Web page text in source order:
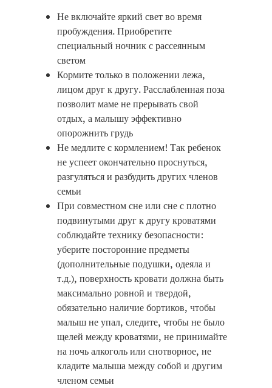
Не включайте яркий свет во время
пробуждения. Приобретите
специальный ночник с рассеянным
светом
Кормите только в положении лежа,
лицом друг к другу. Расслабленная поза
позволит маме не прерывать свой
отдых, а малышу эффективно
опорожнить грудь
Не медлите с кормлением! Так ребенок
не успеет окончательно проснуться,
разгуляться и разбудить других членов
семьи
При совместном сне или сне с плотно
подвинутыми друг к другу кроватями
соблюдайте технику безопасности:
уберите посторонние предметы
(дополнительные подушки, одеяла и
т.д.), поверхность кровати должна быть
максимально ровной и твердой,
обязательно наличие бортиков, чтобы
малыш не упал, следите, чтобы не было
щелей между кроватями, не принимайте
на ночь алкоголь или снотворное, не
кладите малыша между собой и другим
членом семьи